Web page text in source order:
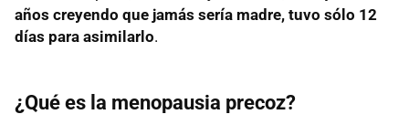
años creyendo que jamás sería madre, tuvo sólo 12
días para asimilarlo.
¿Qué es la menopausia precoz?